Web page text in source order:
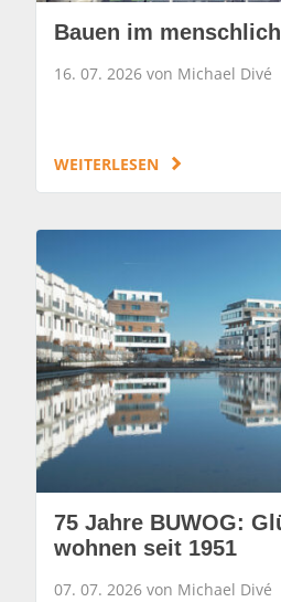
Bauen im
16. 07. 2026 von Michael Divé
WEITERLESEN
75 Jahre BUWOG:
wohnen seit 1951
07. 07. 2026 von Michael Divé